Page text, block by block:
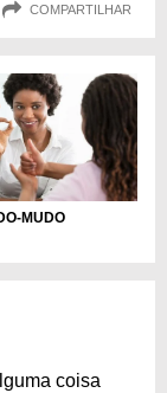
COMPARTILHAR
MUDO
coisa